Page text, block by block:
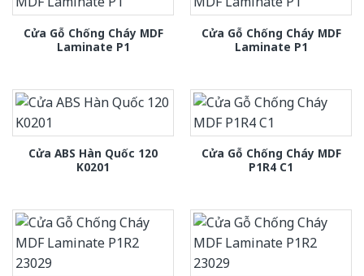
Cửa Gỗ Chống Cháy MDF
Laminate P1
Cửa Gỗ Chống Cháy MDF
Laminate P1
Cửa ABS Hàn Quốc 120
K0201
Cửa Gỗ Chống Cháy MDF
P1R4 C1